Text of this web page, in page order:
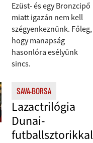
Ezüst- és egy Bronzcipő
miatt igazán nem kell
szégyenkeznünk. Főleg,
hogy manapság
hasonlóra esélyünk
sincs.
SAVA-BORSA
Lazactrilógia
Dunai-
futballsztorikkal